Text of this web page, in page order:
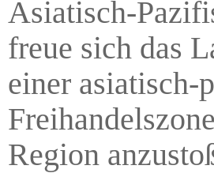
Asiatisch-
freue sich das
einer asiatisch-
Region